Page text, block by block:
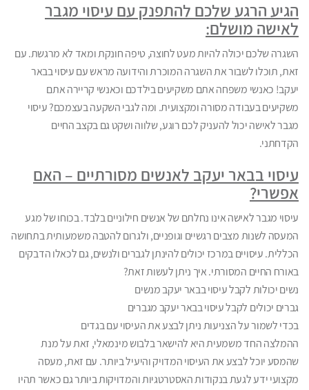
הגיע הרגע שלכם להתפנק עם עיסוי מגבר
לאישה מושלם:
השגרה שלכם יכולה להיות מעט לחוצה, טיפה חונקת ומאד לא מרגשת. עם
זאת, תוכלו לשבור את השגרה המוכרת והידועה מראש עם עיסוי בבאר
יעקב! כאנשי משפחה אתם משקיעים בילדכם וכאנשי קריירה אתם
משקיעים בעבודה מסורה ומקצועית. ומה לגבי השקעה בעצמכם? עיסוי
מגבר לאישה יכול להעניק לכם רוגע, שלווה ושקט גם בקצב החיים
הקדחתני.
עיסוי בבאר יעקב לאנשים מסורתיים – האם
אפשרי?
עיסוי מגבר לאישה אינו נחלתם של אנשים חילוניים בלבד. בכוחו של מגע
המעסה לשנות מצבים רגשיים וגופניים, ולגרום להטבה משמעותית בתחושה
הכללית. עיסויים במרכז יכולים להינתן לגברים ולנשים, גם לכאלו הדבקים
באורח החיים המסורתי. איך ניתן לעשות זאת?
נשים יכולות לקבל עיסוי בבאר יעקב מנשים
גברים יכולים לקבל עיסוי בבאר יעקב מגברים
בכדי לשמור על הצניעות ניתן לבצע את העיסוי עם בגדים
ההמלצה החד משמעית היא להישאר בלבוש מינמאלי, זאת על מנת
שהמסע יוכל לבצע את העיסוי המדויק והיעיל ביותר. עם זאת, מעסה
מקצועי ידע לגעת בנקודות האסטרטגיות והמדויקות ביותר גם כאשר תהיו